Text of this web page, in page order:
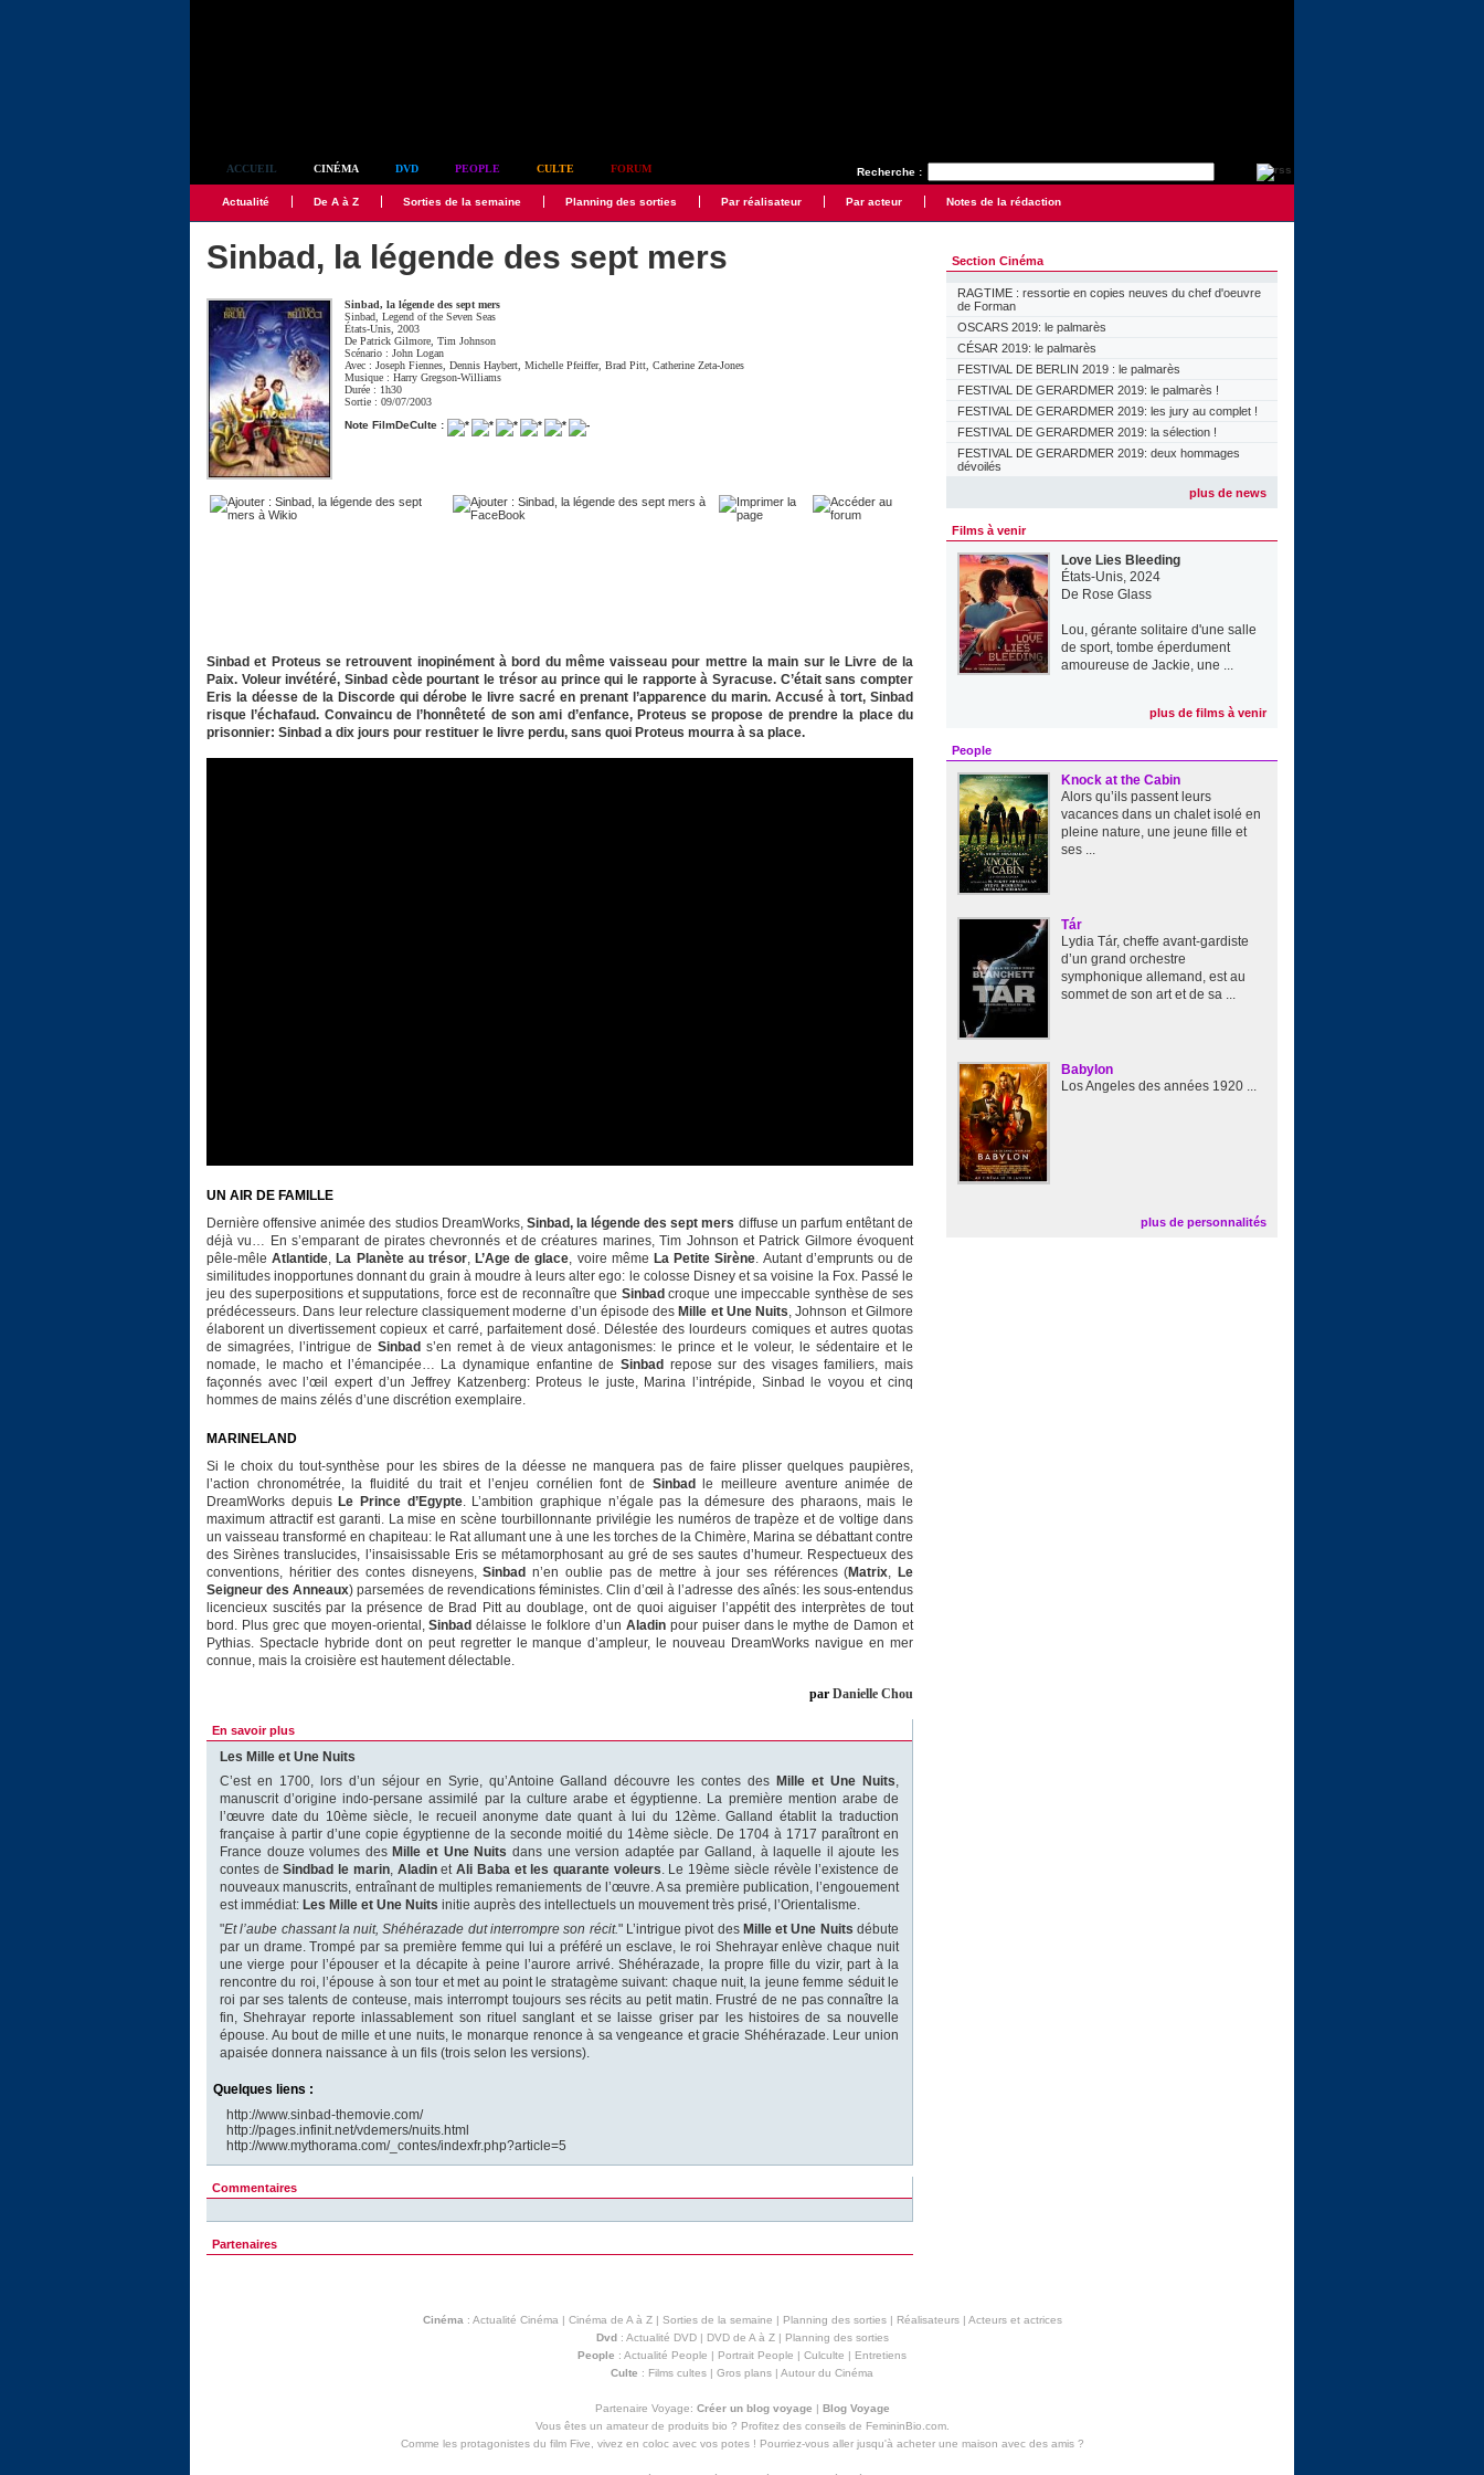
Recherche :
ACCUEIL CINÉMA DVD PEOPLE CULTE FORUM
Actualité De A à Z Sorties de la semaine Planning des sorties Par réalisateur Par acteur Notes de la rédaction
Sinbad, la légende des sept mers
Sinbad, la légende des sept mers
Sinbad, Legend of the Seven Seas
États-Unis, 2003
DePatrick Gilmore ,Tim Johnson
Scénario :John Logan
Avec :Joseph Fiennes ,Dennis Haybert ,Michelle Pfeiffer,Brad Pitt ,Catherine Zeta-Jones
Musique :Harry Gregson-Williams
Durée : 1h30
Sortie : 09/07/2003
Note FilmDeCulte :
Sinbad et Proteus se retrouvent inopinément à bord du même vaisseau pour mettre la main sur le Livre de la
Paix. Voleur invétéré, Sinbad cède pourtant le trésor au prince qui le rapporte à Syracuse. C’était sans compter
Eris la déesse de la Discorde qui dérobe le livre sacré en prenant l’apparence du marin. Accusé à tort, Sinbad
risque l’échafaud. Convaincu de l’honnêteté de son ami d’enfance, Proteus se propose de prendre la place du
prisonnier: Sinbad a dix jours pour restituer le livre perdu, sans quoi Proteus mourra à sa place.
UN AIR DE FAMILLE
Dernière offensive animée des studios DreamWorks, Sinbad, la légende des sept mers diffuse un parfum entêtant de
déjà vu… En s’emparant de pirates chevronnés et de créatures marines, Tim Johnson et Patrick Gilmore évoquent
pêle-mêleAtlantide, La Planète au trésor, L’Age de glace, voire même La Petite Sirène. Autant d’emprunts ou de
similitudes inopportunes donnant du grain à moudre à leurs alter ego: le colosse Disney et sa voisine la Fox. Passé le
jeu des superpositions et supputations, force est de reconnaître que Sinbad croque une impeccable synthèse de ses
prédécesseurs. Dans leur relecture classiquement moderne d’un épisode des Mille et Une Nuits, Johnson et Gilmore
élaborent un divertissement copieux et carré, parfaitement dosé. Délestée des lourdeurs comiques et autres quotas
de simagrées, l’intrigue de Sinbad s’en remet à de vieux antagonismes: le prince et le voleur, le sédentaire et le
nomade, le macho et l’émancipée… La dynamique enfantine de Sinbad repose sur des visages familiers, mais
façonnés avec l’œil expert d’un Jeffrey Katzenberg: Proteus le juste, Marina l’intrépide, Sinbad le voyou et cinq
hommes de mains zélés d’une discrétion exemplaire.
MARINELAND
Si le choix du tout-synthèse pour les sbires de la déesse ne manquera pas de faire plisser quelques paupières,
l’action chronométrée, la fluidité du trait et l’enjeu cornélien font de Sinbad
le meilleure aventure animée de
DreamWorks depuis Le Prince d’Egypte. L’ambition graphique n’égale pas la démesure des pharaons, mais le
maximum attractif est garanti. La mise en scène tourbillonnante privilégie les numéros de trapèze et de voltige dans
un vaisseau transformé en chapiteau: le Rat allumant une à une les torches de la Chimère, Marina se débattant contre
des Sirènes translucides, l’insaisissable Eris se métamorphosant au gré de ses sautes d’humeur. Respectueux des
conventions, héritier des contes disneyens,Sinbad n’en oublie pas de mettre à jour ses références (Matrix, Le
Seigneur des Anneaux) parsemées de revendications féministes. Clin d’œil à l’adresse des aînés: les sous-entendus
licencieux suscités par la présence de Brad Pitt au doublage, ont de quoi aiguiser l’appétit des interprètes de tout
bord. Plus grec que moyen-oriental,Sinbad délaisse le folklore d’un Aladinpour puiser dans le mythe de Damon et
Pythias. Spectacle hybride dont on peut regretter le manque d’ampleur, le nouveau DreamWorks navigue en mer
connue, mais la croisière est hautement délectable.
par Danielle Chou
En savoir plus
Les Mille et Une Nuits
C’est en 1700, lors d’un séjour en Syrie, qu’Antoine Galland découvre les contes des Mille et Une Nuits,
manuscrit d’origine indo-persane assimilé par la culture arabe et égyptienne. La première mention arabe de
l’œuvre date du 10ème siècle, le recueil anonyme date quant à lui du 12ème. Galland établit la traduction
française à partir d’une copie égyptienne de la seconde moitié du 14ème siècle. De 1704 à 1717 paraîtront en
France douze volumes des Mille et Une Nuits dans une version adaptée par Galland, à laquelle il ajoute les
contes deSindbad le marin, AladinetAli Baba et les quarante voleurs. Le 19ème siècle révèle l’existence de
nouveaux manuscrits, entraînant de multiples remaniements de l’œuvre. A sa première publication, l’engouement
est immédiat: Les Mille et Une Nuits initie auprès des intellectuels un mouvement très prisé, l’Orientalisme.
"Et l’aube chassant la nuit, Shéhérazade dut interrompre son récit." L’intrigue pivot des Mille et Une Nuits débute
par un drame. Trompé par sa première femme qui lui a préféré un esclave, le roi Shehrayar enlève chaque nuit
une vierge pour l’épouser et la décapite à peine l’aurore arrivé. Shéhérazade, la propre fille du vizir, part à la
rencontre du roi, l’épouse à son tour et met au point le stratagème suivant: chaque nuit, la jeune femme séduit le
roi par ses talents de conteuse, mais interrompt toujours ses récits au petit matin. Frustré de ne pas connaître la
fin, Shehrayar reporte inlassablement son rituel sanglant et se laisse griser par les histoires de sa nouvelle
épouse. Au bout de mille et une nuits, le monarque renonce à sa vengeance et gracie Shéhérazade. Leur union
apaisée donnera naissance à un fils (trois selon les versions).
Quelques liens :
http://www.sinbad-themovie.com/
http://pages.infinit.net/vdemers/nuits.html
http://www.mythorama.com/_contes/indexfr.php?article=5
Commentaires
Partenaires
Section Cinéma
RAGTIME : ressortie en copies neuves du chef d'oeuvre
de Forman
OSCARS 2019: le palmarès
CÉSAR 2019: le palmarès
FESTIVAL DE BERLIN 2019 : le palmarès
FESTIVAL DE GERARDMER 2019: le palmarès !
FESTIVAL DE GERARDMER 2019: les jury au complet !
FESTIVAL DE GERARDMER 2019: la sélection !
FESTIVAL DE GERARDMER 2019: deux hommages
dévoilés
plus de news
Films à venir
Love Lies Bleeding
États-Unis, 2024
De Rose Glass
Lou, gérante solitaire d'une salle
de sport, tombe éperdument
amoureuse de Jackie, une ...
plus de films à venir
People
Knock at the Cabin
Alors qu’ils passent leurs
vacances dans un chalet isolé en
pleine nature, une jeune fille et
ses ...
Tár
Lydia Tár, cheffe avant-gardiste
d’un grand orchestre
symphonique allemand, est au
sommet de son art et de sa ...
Babylon
Los Angeles des années 1920 ...
plus de personnalités
Cinéma : Actualité Cinéma | Cinéma de A à Z| Sorties de la semaine | Planning des sorties| Réalisateurs| Acteurs et actrices
Dvd: Actualité DVD| DVD de A à Z| Planning des sorties
People : Actualité People | Portrait People | Culculte | Entretiens
Culte : Films cultes | Gros plans | Autour du Cinéma
Partenaire Voyage: Créer un blog voyage | Blog Voyage
Vous êtes un amateur de produits bio ? Profitez des conseils de FemininBio.com.
Comme les protagonistes du film Five, vivez en coloc avec vos potes ! Pourriez-vous aller jusqu'à acheter une maison avec des amis?